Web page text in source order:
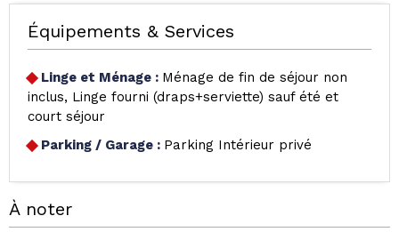
Équipements & Services
Linge et Ménage : Ménage de fin de séjour non
inclus
Linge fourni (draps+serviette) sauf été et
court séjour
Parking / Garage : Parking Intérieur privé
À noter